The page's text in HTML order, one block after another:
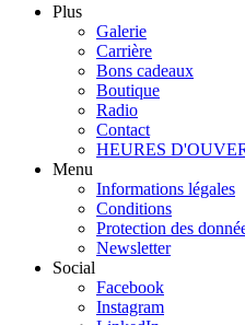
Plus
Galerie
Carrière
Bons cadeaux
Boutique
Radio
Contact
HEURES
Menu
Informations légales
Conditions
Protection des
Newsletter
Social
Facebook
Instagram